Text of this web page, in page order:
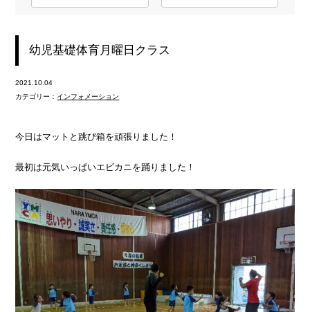
幼児基礎体育月曜日クラス
2021.10.04
カテゴリー： インフォメーション
今日はマットと跳び箱を頑張りました！
最初は元気いっぱいエビカニを踊りました！